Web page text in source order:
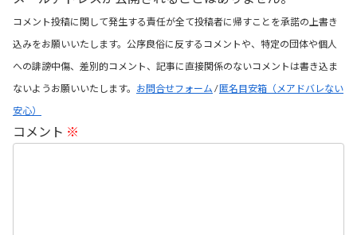
コメント投稿に関して発生する責任が全て投稿者に帰すことを承諾の上書き
込みをお願いいたします。公序良俗に反するコメントや、特定の団体や個人
への誹謗中傷、差別的コメント、記事に直接関係のないコメントは書き込ま
ないようお願いいたします。 お問合せフォーム /匿名目安箱（メアドバレない
安心）
コメント ※